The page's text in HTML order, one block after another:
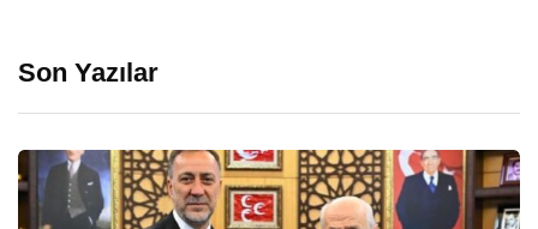
Son Yazılar